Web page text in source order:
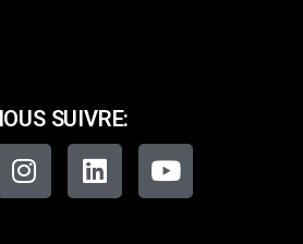
SUIVRE: